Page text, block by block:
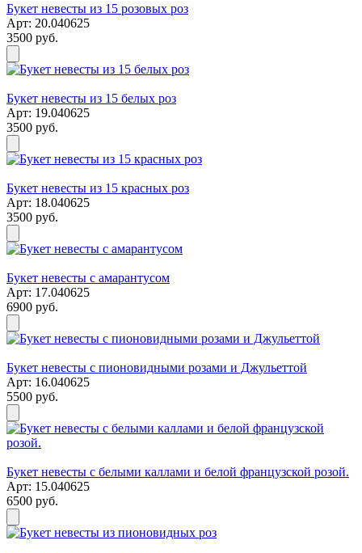
Букет невесты из 15 розовых роз
Арт: 20.040625
3500 руб.
Букет невесты из 15 белых роз
Арт: 19.040625
3500 руб.
Букет невесты из 15 красных роз
Арт: 18.040625
3500 руб.
Букет невесты с амарантусом
Арт: 17.040625
6900 руб.
Букет невесты с пионовидными розами и Джульеттой
Арт: 16.040625
5500 руб.
Букет невесты с белыми каллами и белой французской розой.
Арт: 15.040625
6500 руб.